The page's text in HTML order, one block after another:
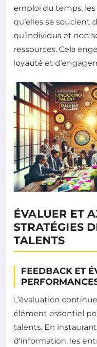
emploi du temps,
qu’elles se soucient
qu’individus et non
ressources. Cela
loyauté et
ÉVALUER ET
STRATÉGIES
TALENTS
FEEDBACK ET
L’évaluation
élément essentiel
talents. En
d’information, les